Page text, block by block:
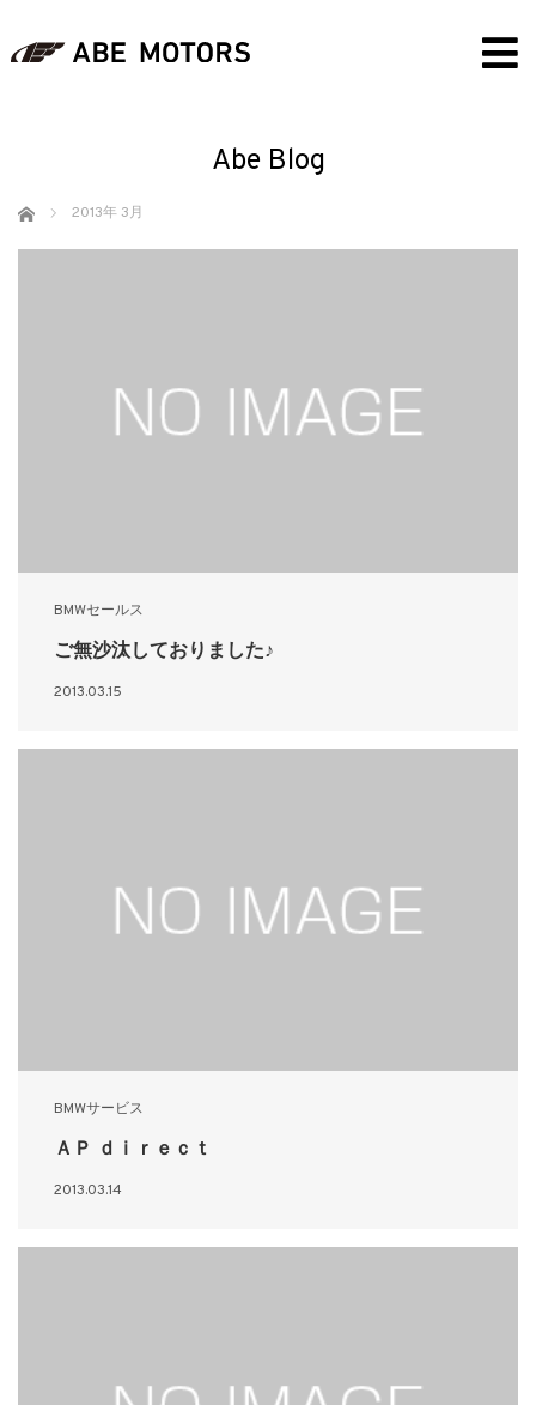
Abe Blog
ホーム 2013年 3月
BMWセールス
ご無沙汰しておりました♪
2013.03.15
BMWサービス
ＡＰ ｄｉｒｅｃｔ
2013.03.14